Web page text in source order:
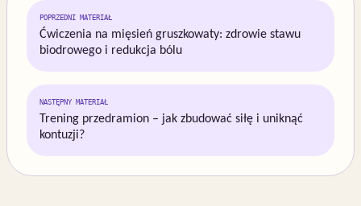
Nawigacja
wpisu
POPRZEDNI MATERIAŁ
Ćwiczenia na mięsień gruszkowaty: zdrowie stawu
biodrowego i redukcja bólu
NASTĘPNY MATERIAŁ
Trening przedramion – jak zbudować siłę i uniknąć
kontuzji?